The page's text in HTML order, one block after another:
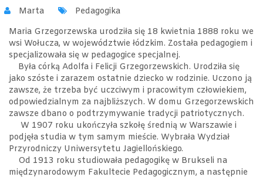
Marta
Pedagogika
Maria Grzegorzewska urodziła się 18 kwietnia 1888 roku we
wsi Wołucza, w województwie łódzkim. Została pedagogiem i
specjalizowała się w pedagogice specjalnej.
Była córką Adolfa i Felicji Grzegorzewskich. Urodziła się
jako szóste i zarazem ostatnie dziecko w rodzinie. Uczono ją
zawsze, że trzeba być uczciwym i pracowitym człowiekiem,
odpowiedzialnym za najbliższych. W domu Grzegorzewskich
zawsze dbano o podtrzymywanie tradycji patriotycznych.
W 1907 roku ukończyła szkołę średnią w Warszawie i
podjęła studia w tym samym mieście. Wybrała Wydział
Przyrodniczy Uniwersytetu Jagiellońskiego.
Od 1913 roku studiowała pedagogikę w Brukseli na
międzynarodowym Fakultecie Pedagogicznym, a następnie